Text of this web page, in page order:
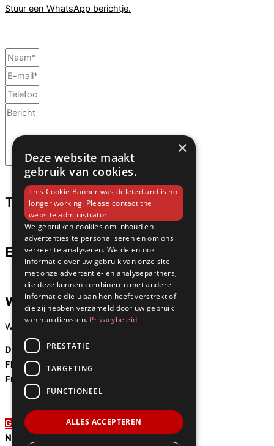
Stuur een WhatsApp berichtje.
Verstuur
Telefoonnummer
+31 850605313
E-mail
info@slotenmakers-egs.nl
Werkgebied
We zijn werkzaam door heel Nederland:
Drenthe
Flevoland
Friesland
Gelderland
Harderwijk
Groningen
Noord-Brabant
×
Deze website maakt
gebruik van cookies.
This Cookie Banner was deleted and is no
longer working. Please contact the
website administrator.
We gebruiken cookies om inhoud en
advertenties te personaliseren en om ons
verkeer te analyseren. We delen ook
informatie over uw gebruik van onze site
met onze advertentie- en analysepartners,
die deze kunnen combineren met andere
informatie die u aan hen heeft verstrekt of
die zij hebben verzameld door uw gebruik
van hun diensten. Privacybeleid
PRESTATIE
TARGETING
FUNCTIONEEL
ALLES ACCEPTEREN